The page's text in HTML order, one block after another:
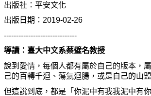
出版社：平安文化
出版日期： 2019-02-26
------------------------------
導讀：臺大中文系蔡璧名教授
說到愛情，每個人都有屬於自己的版本，
己的百轉千迴、蕩氣迴腸，或是自己的山
但這說到底，都是「你泥中有我我泥中有